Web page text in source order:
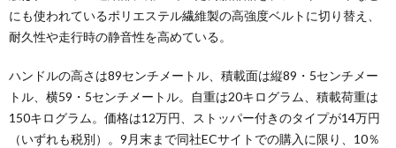
にも使われているポリエステル繊維製の高強度ベルトに切り替え、
耐久性や走行時の静音性を高めている。
ハンドルの高さは89センチメートル、積載面は縦89・5センチメー
トル、横59・5センチメートル。自重は20キログラム、積載荷重は
150キログラム。価格は12万円、ストッパー付きのタイプが14万円
（いずれも税別）。9月末まで同社ECサイトでの購入に限り、10％